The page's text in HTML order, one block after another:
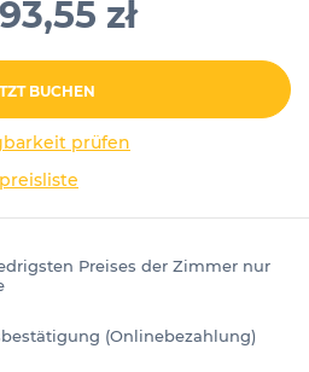
zł
BUCHEN
prüfen
preisliste
Preises der Zimmer nur
(Onlinebezahlung)